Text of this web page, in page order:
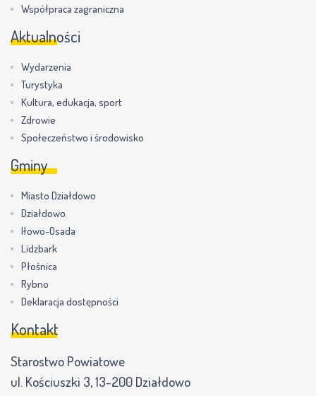
Współpraca zagraniczna
Aktualności
Wydarzenia
Turystyka
Kultura, edukacja, sport
Zdrowie
Społeczeństwo i środowisko
Gminy
Miasto Działdowo
Działdowo
Iłowo-Osada
Lidzbark
Płośnica
Rybno
Deklaracja dostępności
Kontakt
Starostwo Powiatowe
ul. Kościuszki 3, 13-200 Działdowo